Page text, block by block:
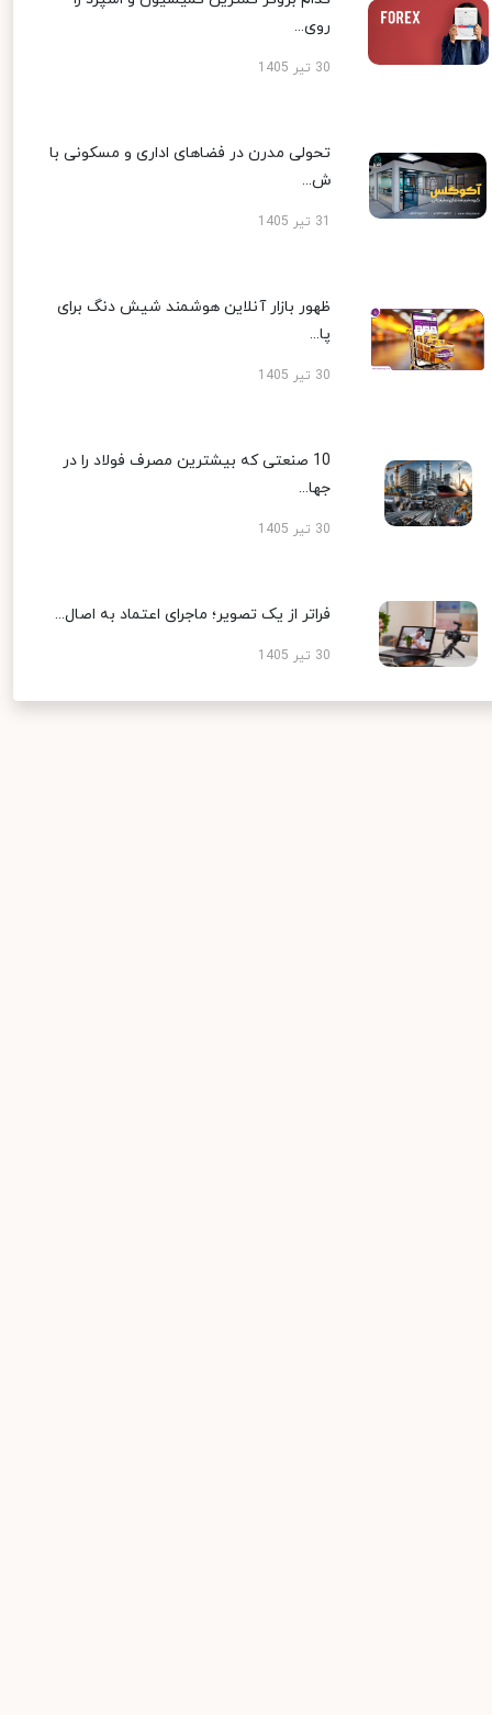
روی...
30 تیر 1405
تحولی مدرن در فضاهای اداری و مسکونی با
ش...
ظهور بازار آنلاین هوشمند شیش دنگ برای
پا...
30 تیر 1405
10 صنعتی که بیشترین مصرف فولاد را در
جها...
30 تیر 1405
فراتر از یک تصویر؛ ماجرای اعتماد به اصال...
30 تیر 1405